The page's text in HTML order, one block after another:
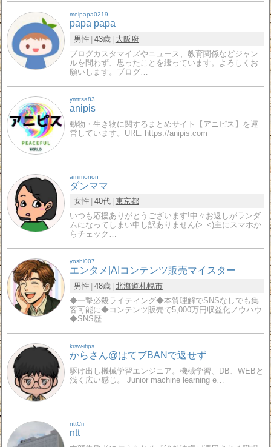
meipapa0219
papa papa
男性 43歳
大阪府
ブログカスタマイズやニュース、教育関係などジャン
ルを問わず、思ったことを綴っています。よろしくお
願いします。ブログ…
ymttsa83
anipis
動物・生き物に関するまとめサイト【アニピス】を運
営しています。URL: https://anipis.com
amimonon
ダンママ
女性 40代 東京都
いつも応援ありがとうございます!中々お返しがランダ
ムになってしまい申し訳ありません(>_<)主にスマホか
らチェック…
yoshi007
エンタメ|AIコンテンツ販売マイスター
男性 48歳 北海道札幌市
◆一撃必殺ライティング◆本質理解でSNSなしでも集
客可能に◆コンテンツ販売で5,000万円収益化ノウハウ
◆SNS歴…
krsw-itips
からさん@はてブBANで返せず
駆け出し機械学習エンジニア。機械学習、DB、WEBと
浅く広い感じ。 Junior machine learning e…
nttCri
ntt